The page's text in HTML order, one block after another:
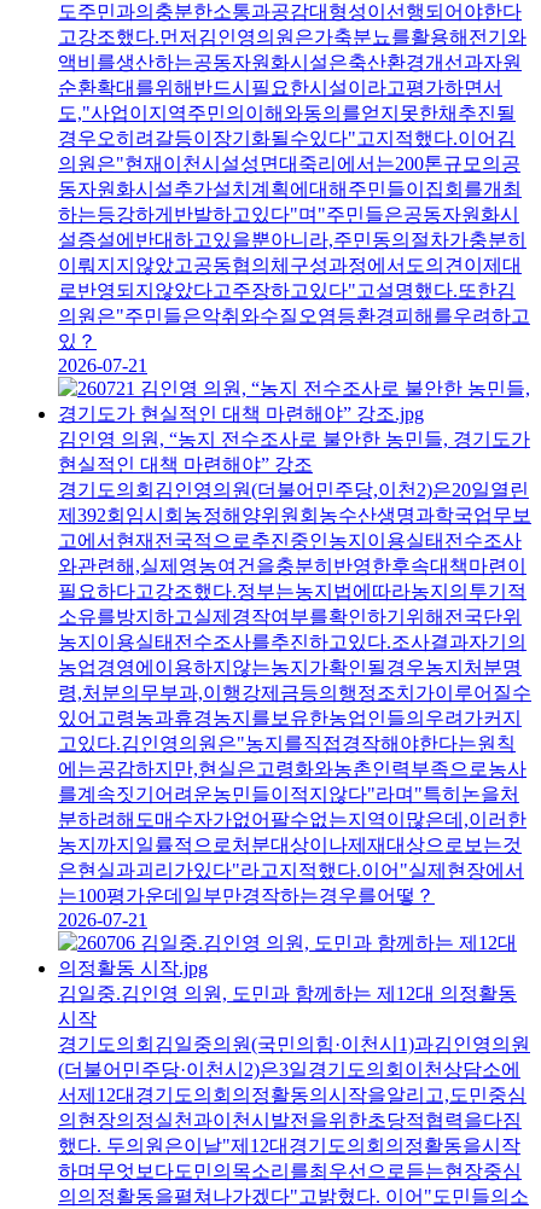
도주민과의충분한소통과공감대형성이선행되어야한다
고강조했다.먼저김인영의원은가축분뇨를활용해전기와
액비를생산하는공동자원화시설은축산환경개선과자원
순환확대를위해반드시필요한시설이라고평가하면서
도,"사업이지역주민의이해와동의를얻지못한채추진될
경우오히려갈등이장기화될수있다"고지적했다.이어김
의원은"현재이천시설성면대죽리에서는200톤규모의공
동자원화시설추가설치계획에대해주민들이집회를개최
하는등강하게반발하고있다"며"주민들은공동자원화시
설증설에반대하고있을뿐아니라,주민동의절차가충분히
이뤄지지않았고공동협의체구성과정에서도의견이제대
로반영되지않았다고주장하고있다"고설명했다.또한김
의원은"주민들은악취와수질오염등환경피해를우려하고
있？
2026-07-21
김인영 의원, “농지 전수조사로 불안한 농민들, 경기도가
현실적인 대책 마련해야” 강조
경기도의회김인영의원(더불어민주당,이천2)은20일열린
제392회임시회농정해양위원회농수산생명과학국업무보
고에서현재전국적으로추진중인농지이용실태전수조사
와관련해,실제영농여건을충분히반영한후속대책마련이
필요하다고강조했다.정부는농지법에따라농지의투기적
소유를방지하고실제경작여부를확인하기위해전국단위
농지이용실태전수조사를추진하고있다.조사결과자기의
농업경영에이용하지않는농지가확인될경우농지처분명
령,처분의무부과,이행강제금등의행정조치가이루어질수
있어고령농과휴경농지를보유한농업인들의우려가커지
고있다.김인영의원은"농지를직접경작해야한다는원칙
에는공감하지만,현실은고령화와농촌인력부족으로농사
를계속짓기어려운농민들이적지않다"라며"특히논을처
분하려해도매수자가없어팔수없는지역이많은데,이러한
농지까지일률적으로처분대상이나제재대상으로보는것
은현실과괴리가있다"라고지적했다.이어"실제현장에서
는100평가운데일부만경작하는경우를어떻？
2026-07-21
김일중.김인영 의원, 도민과 함께하는 제12대 의정활동
시작
경기도의회김일중의원(국민의힘·이천시1)과김인영의원
(더불어민주당·이천시2)은3일경기도의회이천상담소에
서제12대경기도의회의정활동의시작을알리고,도민중심
의현장의정실천과이천시발전을위한초당적협력을다짐
했다. 두의원은이날"제12대경기도의회의정활동을시작
하며무엇보다도민의목소리를최우선으로듣는현장중심
의의정활동을펼쳐나가겠다"고밝혔다. 이어"도민들의소